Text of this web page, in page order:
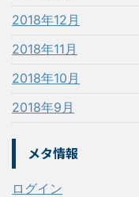
2018年12月
2018年11月
2018年10月
2018年9月
メタ情報
ログイン